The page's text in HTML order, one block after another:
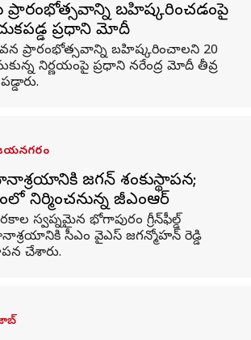
ప్రారంభోత్సవాన్ని బహిష్కరించడంపై
ప్రధాని మోదీ
ప్రారంభోత్సవాన్ని బహిష్కరించాలని 20
నిర్ణయంపై ప్రధాని నరేంద్ర మోదీ తీవ్ర
జగన్ శంకుస్థాపన;
నిర్మించనున్న జీఎంఆర్
స్వప్నమైన భోగాపురం గ్రీన్‌ఫీల్డ్
సీఎం వైఎస్ జగన్మోహన్ రెడ్డి
చేశారు.